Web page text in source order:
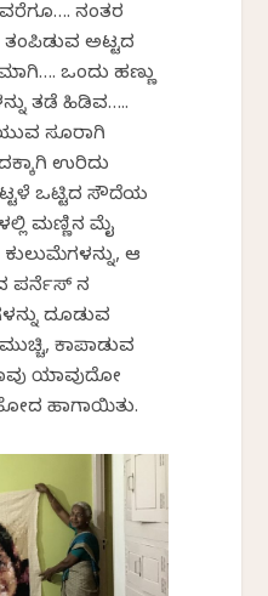
ನಂತರ
ಅಟ್ಟದ
ಒಂದು ಹಣ್ಣು
ತಡೆ ಹಿಡಿವ…..
ಸೂರಾಗಿ
ಉರಿದು
ಒಟ್ಟಿದ ಸೌದೆಯ
ಮಣ್ಣಿನ ಮೈ
ಆ
ಪರ್ನೆಸ್ ನ
ದೂಡುವ
ಕಾಪಾಡುವ
ಯಾವುದೋ
ಹಾಗಾಯಿತು.